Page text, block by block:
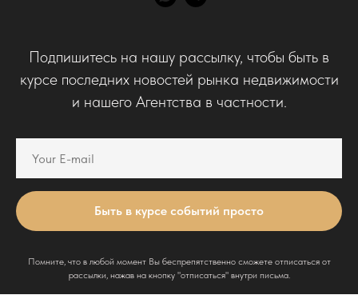
Подпишитесь на нашу рассылку, чтобы быть в
курсе последних новостей рынка недвижимости
и нашего Агентства в частности.
Быть в курсе событий просто
Помните, что в любой момент Вы беспрепятственно сможете отписаться от
рассылки, нажав на кнопку "отписаться" внутри письма.